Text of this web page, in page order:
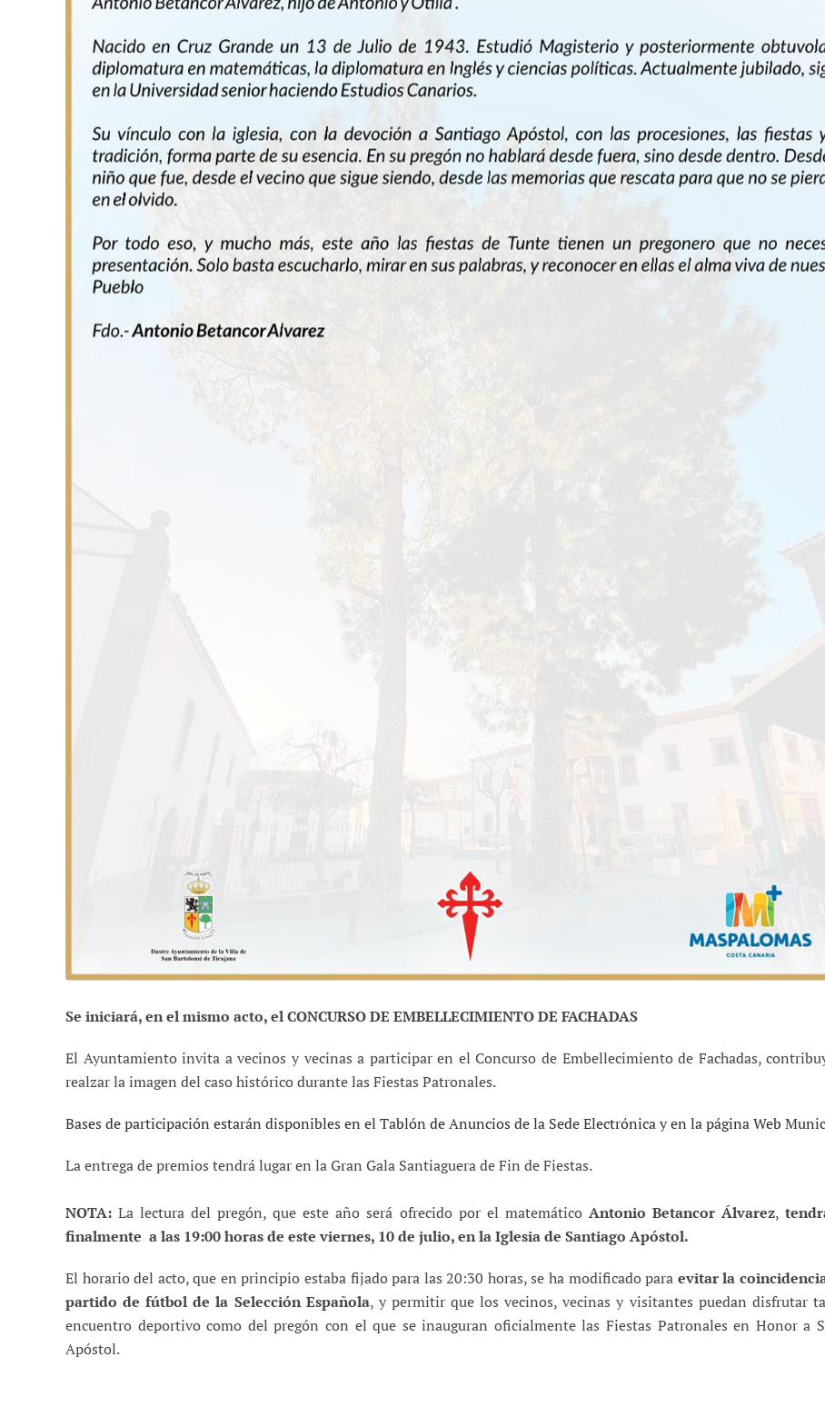
Se iniciará, en el mismo acto, el CONCURSO DE EMBELLECIMIENTO DE FACHADAS
El Ayuntamiento invita a vecinos y vecinas a participar en el Concurso de Embellecimiento de Fachadas,
realzar la imagen del caso histórico durante las Fiestas Patronales.
Bases de participación estarán disponibles en el Tablón de Anuncios de la Sede Electrónica y en la página Web
La entrega de premios tendrá lugar en la Gran Gala Santiaguera de Fin de Fiestas.
NOTA: La lectura del pregón, que este año será ofrecido por el matemático Antonio Betancor Álvarez,
finalmente a las 19:00 horas de este viernes, 10 de julio, en la Iglesia de Santiago Apóstol.
El horario del acto, que en principio estaba fijado para las 20:30 horas, se ha modificado para evitar la
partido de fútbol de la Selección Española, y permitir que los vecinos, vecinas y visitantes puedan disfrutar
encuentro deportivo como del pregón con el que se inauguran oficialmente las Fiestas Patronales en Honor a
Apóstol.